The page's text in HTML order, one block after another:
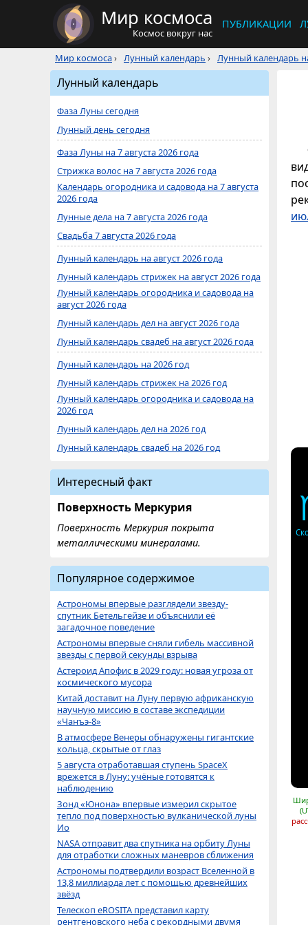
Мир космоса
Космос вокруг нас
ПУБЛИКАЦИИ
Мир космоса› Лунный календарь › Лунный календарь
Лунный календарь
Фаза Луны сегодня
Лунный день сегодня
Фаза Луны на 7 августа 2026 года
Стрижка волос на 7 августа 2026 года
Календарь огородника и садовода на 7 августа
2026 года
Лунные дела на 7 августа 2026 года
Свадьба 7 августа 2026 года
Лунный календарь на август 2026 года
Лунный календарь стрижек на август 2026 года
Лунный календарь огородника и садовода на
август 2026 года
Лунный календарь дел на август 2026 года
Лунный календарь свадеб на август 2026 года
Лунный календарь на 2026 год
Лунный календарь стрижек на 2026 год
Лунный календарь огородника и садовода на
2026 год
Лунный календарь дел на 2026 год
Лунный календарь свадеб на 2026 год
Интересный факт
Поверхность Меркурия
Поверхность Меркурия покрыта
металлическими минералами.
Популярное содержимое
Астрономы впервые разглядели звезду-
спутник Бетельгейзе и объяснили её
загадочное поведение
Астрономы впервые сняли гибель массивной
звезды с первой секунды взрыва
Астероид Апофис в 2029 году: новая угроза от
космического мусора
Китай доставит на Луну первую африканскую
научную миссию в составе экспедиции
«Чанъэ-8»
В атмосфере Венеры обнаружены гигантские
кольца, скрытые от глаз
5 августа отработавшая ступень SpaceX
врежется в Луну: учёные готовятся к
наблюдению
Зонд «Юнона» впервые измерил скрытое
тепло под поверхностью вулканической луны
Ио
NASA отправит два спутника на орбиту Луны
для отработки сложных маневров сближения
Астрономы подтвердили возраст Вселенной в
13,8 миллиарда лет с помощью древнейших
звёзд
Телескоп eROSITA представил карту
рентгеновского неба с рекордными двумя